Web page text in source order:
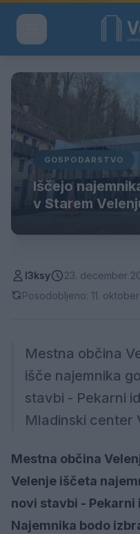
GOSPODARSTVO
Iščejo
v Starem
l3ksy
23. december
Posodobljeno: 11. oktober
Mestna občina
išče najemnika
stavbi - Pekarni
Mladinski center
Mestna občina
Velenje iščeta
novi stavbi - Pekarni
Najemnika bodo